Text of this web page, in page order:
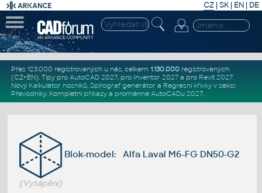
CZ | SK| EN | DE
Přes 123.000 registrovaných u nás, celkem 1.130.000registrovaných
(CZ+EN). Tipy pro AutoCAD 2027, pro Inventor 2027a pro Revit 2027.
Nový Kalkulátor nosníků, Spirograf generátor a Regresní křivkyv sekci
Převodníky. Kompletní příkazya proměnné AutoCADu 2027.
Blok-model: Alfa Laval M6-FG DN50-G2
(Vytápění)